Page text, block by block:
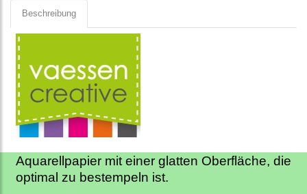
Beschreibung
Aquarellpapier mit einer glatten Oberfläche, die
optimal zu bestempeln ist.